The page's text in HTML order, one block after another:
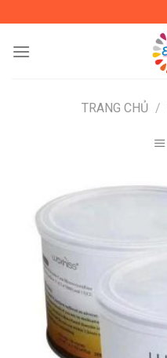
content
TRANG CHỦ /